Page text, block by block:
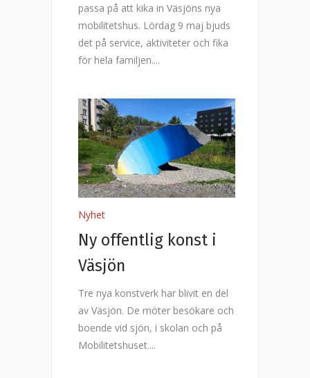
passa på att kika in Väsjöns nya
mobilitetshus. Lördag 9 maj bjuds
det på service, aktiviteter och fika
för hela familjen.
Nyhet
Ny offentlig konst i
Väsjön
Tre nya konstverk har blivit en del
av Väsjön. De möter besökare och
boende vid sjön, i skolan och på
Mobilitetshuset.